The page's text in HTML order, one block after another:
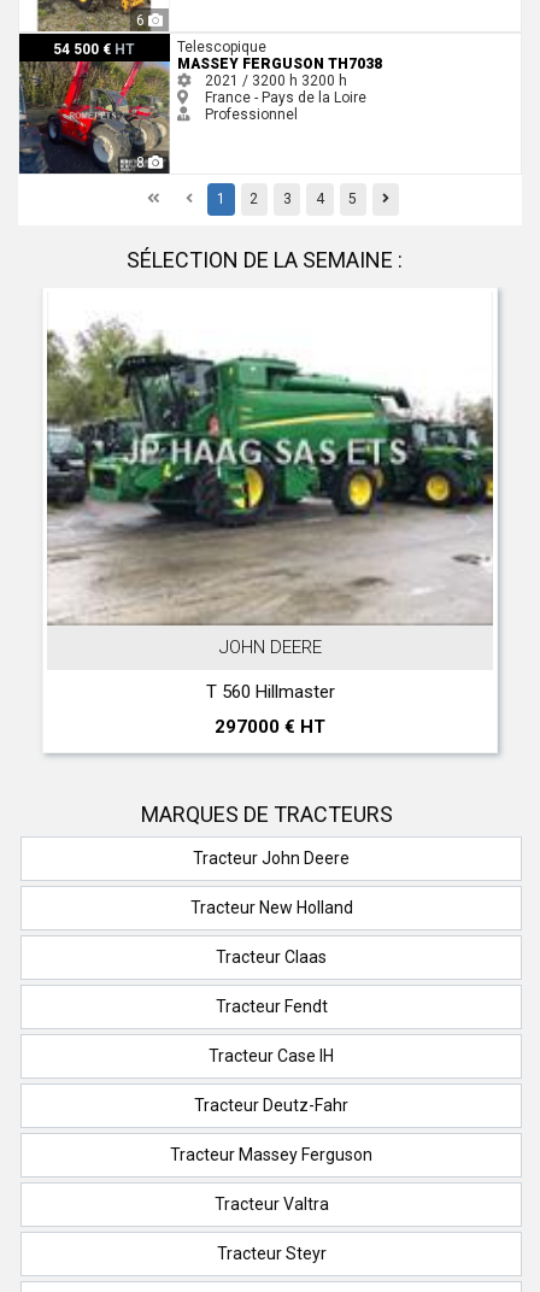
6
54 500 € HT
8
Massey Ferguson TH7038Telescopique
MASSEY FERGUSON TH7038
2021 / 3200 h 3200 h
France - Pays de la Loire
Professionnel
FirstPrevious
1 2 3 4 5 Previous
SÉLECTION DE LA SEMAINE :
JOHN DEERE
T 560 Hillmaster
297000 € HT
MARQUES DE TRACTEURS
Tracteur John Deere
Tracteur New Holland
Tracteur Claas
Tracteur Fendt
Tracteur Case IH
Tracteur Deutz-Fahr
Tracteur Massey Ferguson
Tracteur Valtra
Tracteur Steyr